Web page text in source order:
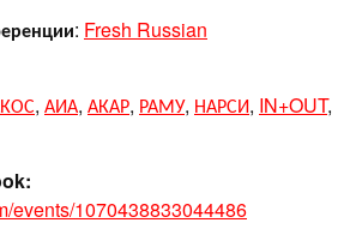
: Fresh Russian
, АИА, АКАР, РАМУ, НАРСИ, IN+OUT,
:
events/1070438833044486